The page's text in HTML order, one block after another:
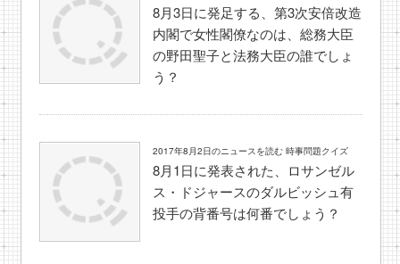
8月3日に発足する、第3次安倍改造
内閣で女性閣僚なのは、総務大臣
の野田聖子と法務大臣の誰でしょ
う？
2017年8月2日のニュースを読む 時事問題クイズ
8月1日に発表された、ロサンゼル
ス・ドジャースのダルビッシュ有
投手の背番号は何番でしょう？